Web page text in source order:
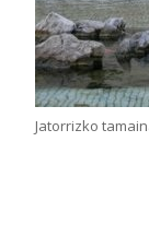
Jatorrizko